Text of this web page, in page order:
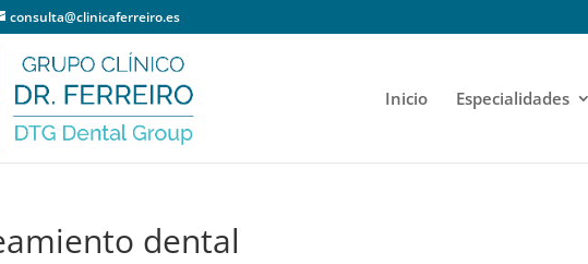
consulta@clinicaferreiro.es
Inicio Especialidades
dental